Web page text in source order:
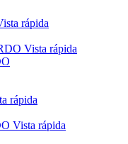
rápida
Vista rápida
rápida
Vista rápida